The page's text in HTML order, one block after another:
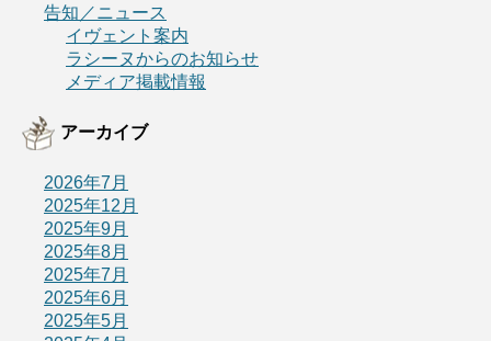
告知／ニュース
イヴェント案内
ラシーヌからのお知らせ
メディア掲載情報
アーカイブ
2026年7月
2025年12月
2025年9月
2025年8月
2025年7月
2025年6月
2025年5月